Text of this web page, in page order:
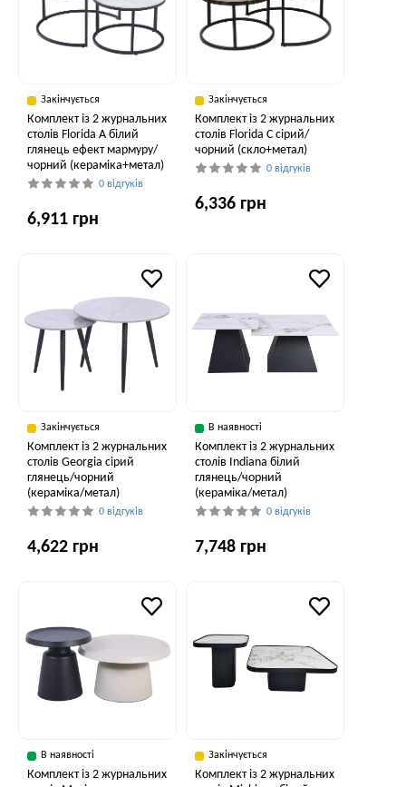
Закінчується
Комплект із 2 журнальних
столів Florida A білий
глянець ефект мармуру/
чорний (кераміка+метал)
0 відгуків
6,911 грн
Закінчується
Комплект із 2 журнальних
столів Florida C сірий/
чорний (скло+метал)
0 відгуків
6,336 грн
Закінчується
Комплект із 2 журнальних
столів Georgia сірий
глянець/чорний
(кераміка/метал)
0 відгуків
4,622 грн
В наявності
Комплект із 2 журнальних
столів Indiana білий
глянець/чорний
(кераміка/метал)
0 відгуків
7,748 грн
В наявності
Комплект із 2 журнальних
Закінчується
Комплект із 2 журнальних